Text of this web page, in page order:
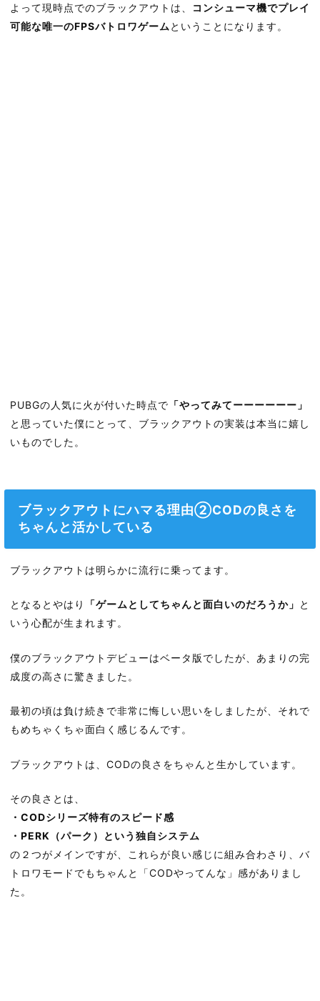
よって現時点でのブラックアウトは、
コンシューマ機でプレイ
可能な唯一のFPSバトロワゲーム ということになります。
PUBGの人気に火が付いた時点で 「やってみてーーーーーー」
と思っていた僕にとって、ブラックアウトの実装は本当に嬉し
いものでした。
ブラックアウトにハマる理由②CODの良さを
ちゃんと活かしている
ブラックアウトは明らかに流行に乗ってます。
となるとやはり 「ゲームとしてちゃんと面白いのだろうか」 と
いう心配が生まれます。
僕のブラックアウトデビューはベータ版でしたが、あまりの完
成度の高さに驚きました。
最初の頃は負け続きで非常に悔しい思いをしましたが、それで
もめちゃくちゃ面白く感じるんです。
ブラックアウトは、CODの良さをちゃんと生かしています。
その良さとは、
・CODシリーズ特有のスピード感
・PERK（パーク）という独自システム
の２つがメインですが、これらが良い感じに組み合わさり、バ
トロワモードでもちゃんと「CODやってんな」感がありまし
た。